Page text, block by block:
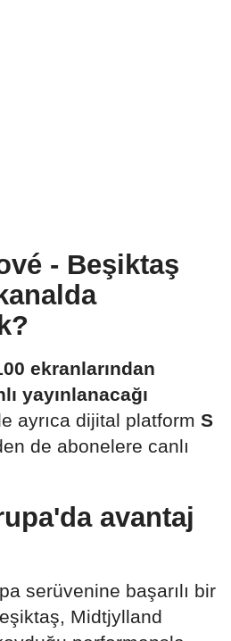
- Beşiktaş
ekranlarından
yayınlanacağı
ayrıca dijital platform S
de abonelere canlı
avantaj
serüvenine başarılı bir
Midtjylland